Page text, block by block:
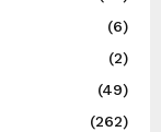
(6)
(2)
(49)
(262)